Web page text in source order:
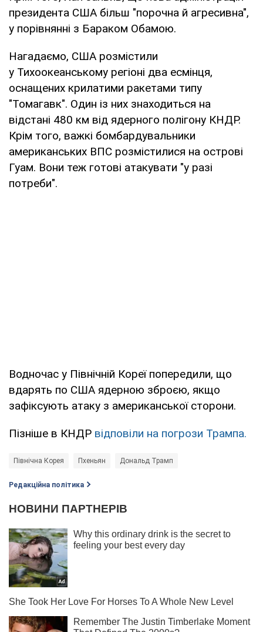
президента США більш "порочна й агресивна",
у порівнянні з Бараком Обамою.
Нагадаємо, США розмістили
у Тихоокеанському регіоні два есмінця,
оснащених крилатими ракетами типу
"Томагавк". Один із них знаходиться на
відстані 480 км від ядерного полігону КНДР.
Крім того, важкі бомбардувальники
американських ВПС розмістилися на острові
Гуам. Вони теж готові атакувати "у разі
потреби".
Водночас у Північній Кореї попередили, що
вдарять по США ядерною зброєю, якщо
зафіксують атаку з американської сторони.
Пізніше в КНДР відповіли на погрози Трампа.
Північна Корея Пхеньян Дональд Трамп
Редакційна політика